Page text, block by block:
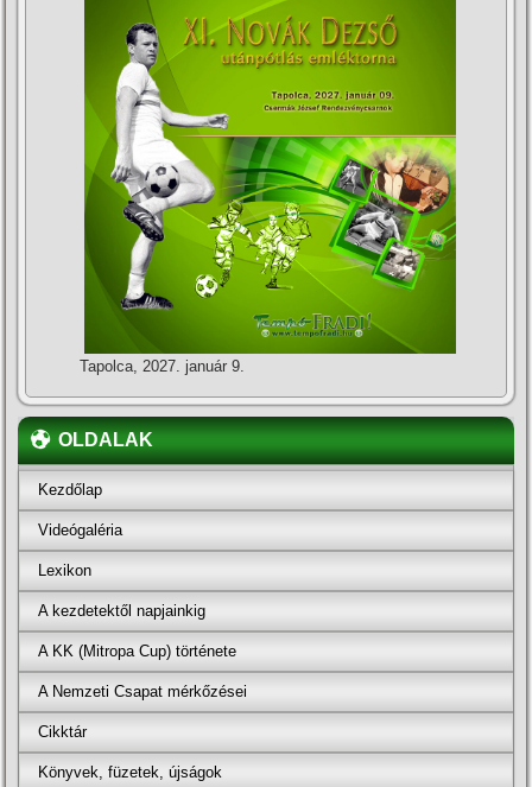
Tapolca, 2027. január 9.
OLDALAK
Kezdőlap
Videógaléria
Lexikon
A kezdetektől napjainkig
A KK (Mitropa Cup) története
A Nemzeti Csapat mérkőzései
Cikktár
Könyvek, füzetek, újságok